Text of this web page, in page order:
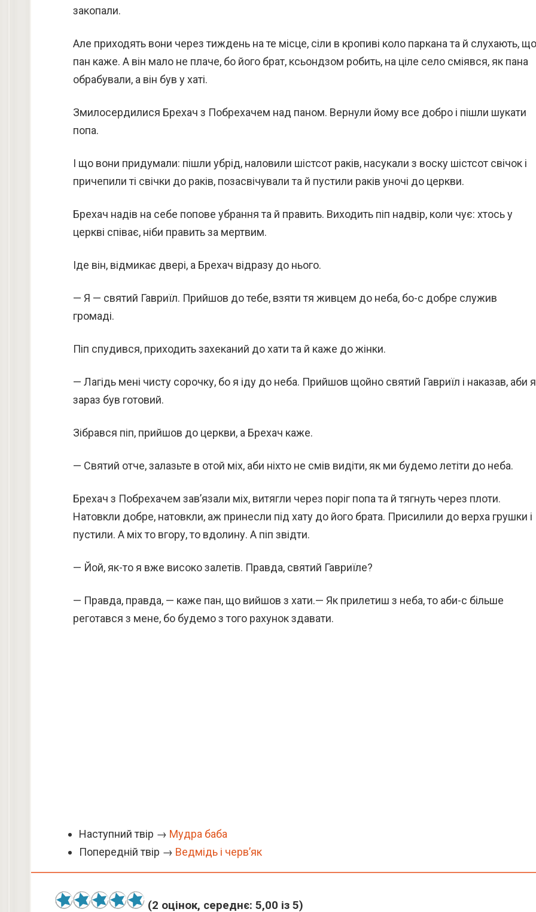
закопали.
Але приходять вони через тиждень на те місце, сіли в кропиві коло паркана та й слухають, що
пан каже. А він мало не плаче, бо його брат, ксьондзом робить, на ціле село сміявся, як пана
обрабували, а він був у хаті.
Змилосердилися Брехач з Побрехачем над паном. Вернули йому все добро і пішли шукати
попа.
І що вони придумали: пішли убрід, наловили шістсот раків, насукали з воску шістсот свічок і
причепили ті свічки до раків, позасвічували та й пустили раків уночі до церкви.
Брехач надів на себе попове убрання та й править. Виходить піп надвір, коли чує: хтось у
церкві співає, ніби править за мертвим.
Іде він, відмикає двері, а Брехач відразу до нього.
— Я — святий Гавриїл. Прийшов до тебе, взяти тя живцем до неба, бо-с добре служив
громаді.
Піп спудився, приходить захеканий до хати та й каже до жінки.
— Лагідь мені чисту сорочку, бо я іду до неба. Прийшов щойно святий Гавриїл і наказав, аби я
зараз був готовий.
Зібрався піп, прийшов до церкви, а Брехач каже.
— Святий отче, залазьте в отой міх, аби ніхто не смів видіти, як ми будемо летіти до неба.
Брехач з Побрехачем зав’язали міх, витягли через поріг попа та й тягнуть через плоти.
Натовкли добре, натовкли, аж принесли під хату до його брата. Присилили до верха грушки і
пустили. А міх то вгору, то вдолину. А піп звідти.
— Йой, як-то я вже високо залетів. Правда, святий Гавриїле?
— Правда, правда, — каже пан, що вийшов з хати.— Як прилетиш з неба, то аби-с більше
реготався з мене, бо будемо з того рахунок здавати.
Наступний твір → Мудра баба
Попередній твір → Ведмідь і черв’як
(2 оцінок, середнє: 5,00 із 5)